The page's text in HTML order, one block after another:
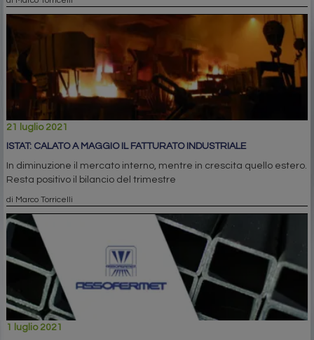
21 luglio 2021
ISTAT: CALATO A MAGGIO IL FATTURATO INDUSTRIALE
In diminuzione il mercato interno, mentre in crescita quello estero.
Resta positivo il bilancio del trimestre
di Marco Torricelli
1 luglio 2021